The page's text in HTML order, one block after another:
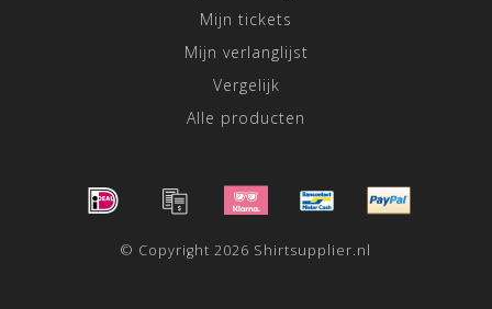
Mijn tickets
Mijn verlanglijst
Vergelijk
Alle producten
© Copyright 2026 Shirtsupplier.nl